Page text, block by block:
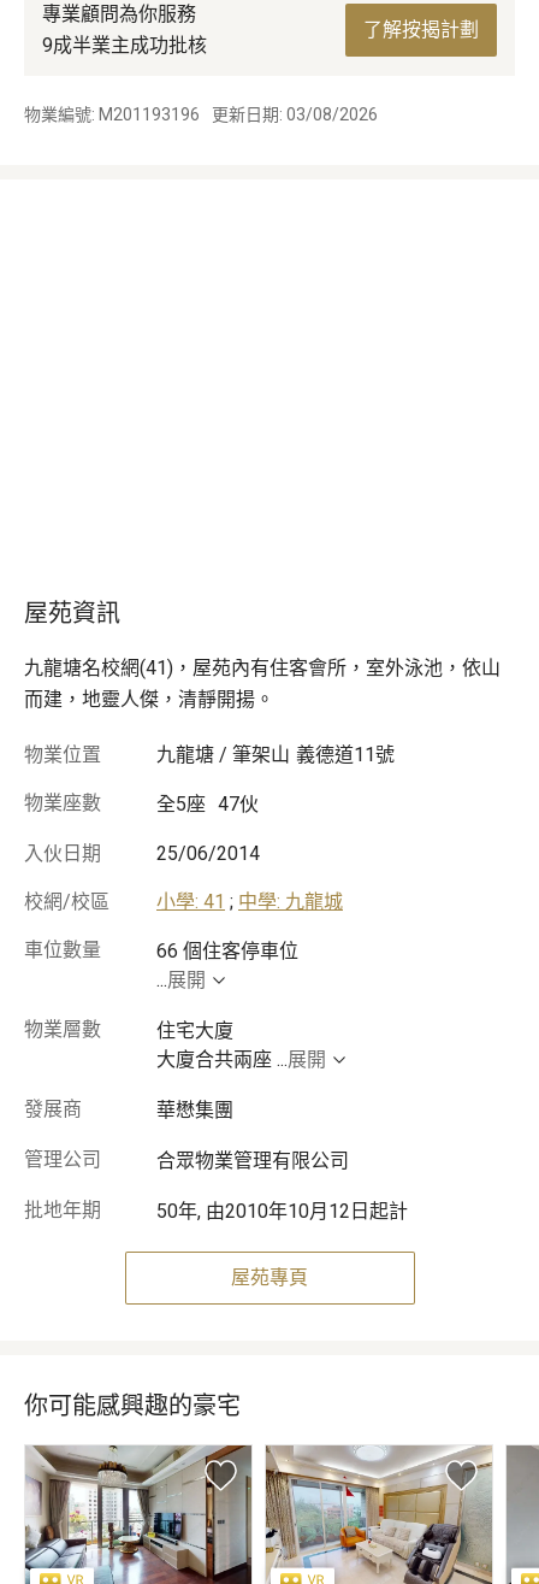
專業顧問為你服務
9成半業主成功批核
了解按揭計劃
物業編號: M201193196 更新日期: 03/08/2026
屋苑資訊
九龍塘名校網(41)，屋苑內有住客會所，室外泳池，依山
而建，地靈人傑，清靜開揚。
物業位置 九龍塘 / 筆架山 義德道11號
物業座數 全5座 47伙
入伙日期 25/06/2014
校網/校區 小學: 41 ; 中學: 九龍城
車位數量
...展開
物業層數
住宅大廈
大廈合共兩座 ...展開
發展商 華懋集團
管理公司 合眾物業管理有限公司
批地年期 50年, 由2010年10月12日起計
屋苑專頁
你可能感興趣的豪宅